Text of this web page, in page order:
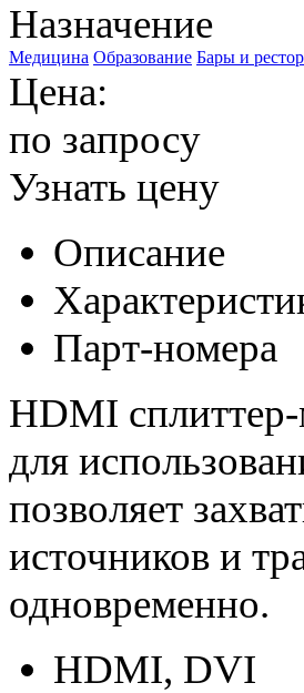
Назначение
Медицина Образование Бары и
Цена:
по запросу
Узнать цену
Описание
Парт-номера
HDMI
для
позволяет
источников и
одновременно.
HDMI, DVI